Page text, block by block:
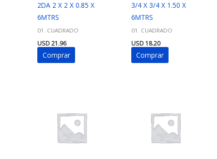
2DA 2 X 2 X 0.85 X
6MTRS
01. CUADRADO
USD21.96
Comprar
3/4 X 3/4 X 1.50 X
6MTRS
01. CUADRADO
USD18.20
Comprar